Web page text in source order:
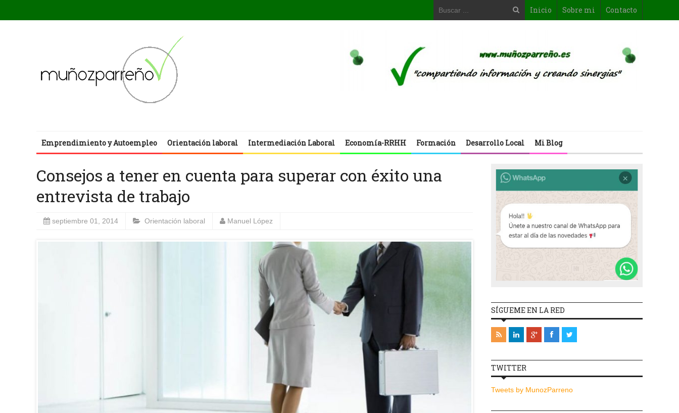
Inicio Sobre mi Contacto
Emprendimiento y Autoempleo Orientación laboral Intermediación Laboral Economía-RRHH Formación Desarrollo Local Mi Blog
Consejos a tener en cuenta para superar con éxito una
entrevista de trabajo
septiembre 01, 2014 Orientación laboral Manuel López
SÍGUEME EN LA RED
TWITTER
Tweets by MunozParreno